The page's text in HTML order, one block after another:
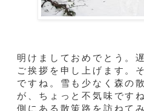
明けましておめでとう。
ご挨拶を申し上げます。
ですね。雪も少なく森の
が、ちょっと不気味です
側にある散策路を訪ねて